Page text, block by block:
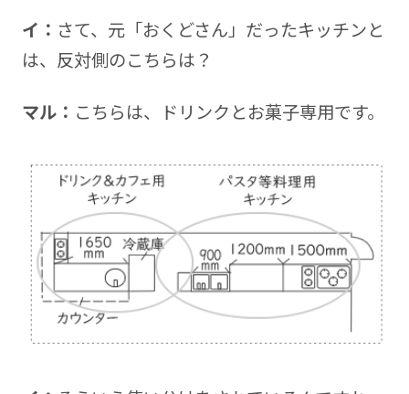
イ： さて、元「おくどさん」だったキッチンと
は、反対側のこちらは？
マル： こちらは、ドリンクとお菓子専用です。